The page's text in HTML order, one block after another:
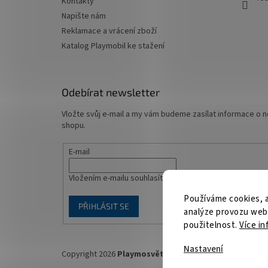
Používáme cookies,
analýze provozu
použitelnost. Více
Nastavení
Napište nám
Reklamace a vrácení zboží
Katalog Playmobil ke stažení
Odebírat newsletter
Vložte svůj e-mail a my vám budeme zasílat informace o
shopu.
E-mail
Vložením e-mailu souhlasíte s
PŘIHLÁSIT SE
Copyright 2026 Playmosvět.cz . Všechna práva vyhrazena.